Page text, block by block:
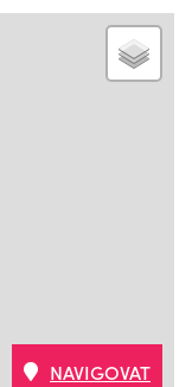
NAVIGOVAT